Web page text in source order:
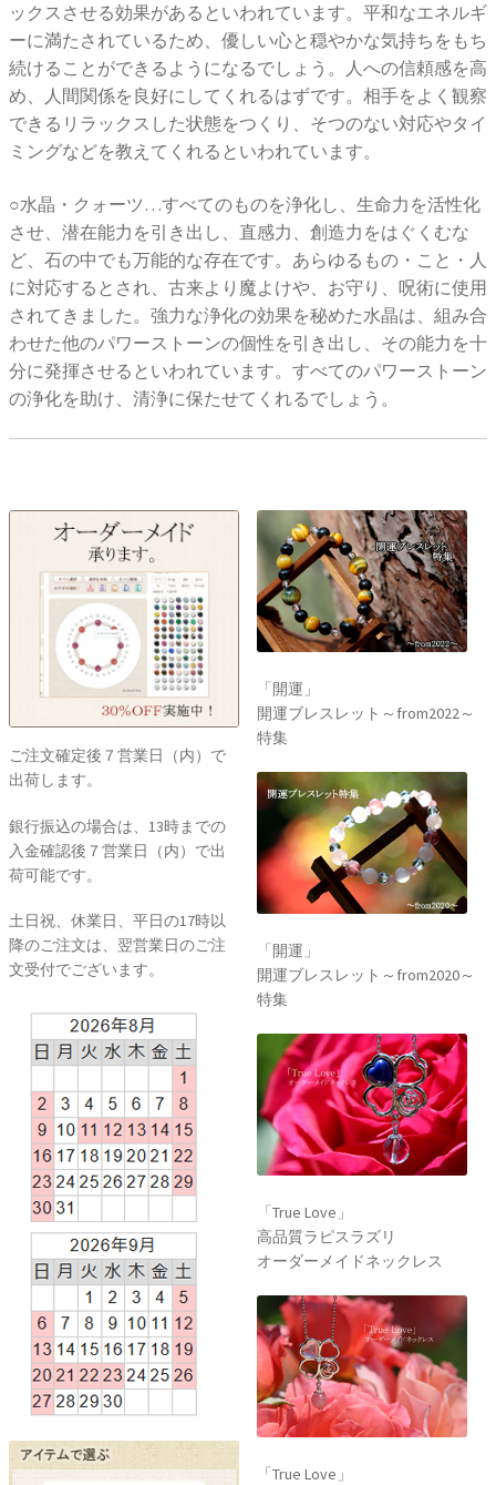
ックスさせる効果があるといわれています。平和なエネルギ
ーに満たされているため、優しい心と穏やかな気持ちをもち
続けることができるようになるでしょう。人への信頼感を高
め、人間関係を良好にしてくれるはずです。相手をよく観察
できるリラックスした状態をつくり、そつのない対応やタイ
ミングなどを教えてくれるといわれています。
○水晶・クォーツ…すべてのものを浄化し、生命力を活性化
させ、潜在能力を引き出し、直感力、創造力をはぐくむな
ど、石の中でも万能的な存在です。あらゆるもの・こと・人
に対応するとされ、古来より魔よけや、お守り、呪術に使用
されてきました。強力な浄化の効果を秘めた水晶は、組み合
わせた他のパワーストーンの個性を引き出し、その能力を十
分に発揮させるといわれています。すべてのパワーストーン
の浄化を助け、清浄に保たせてくれるでしょう。
ご注文確定後７営業日（内）で
出荷します。
銀行振込の場合は、13時までの
入金確認後７営業日（内）で出
荷可能です。
土日祝、休業日、平日の17時以
降のご注文は、翌営業日のご注
文受付でございます。
「開運」
開運ブレスレット～from2022～
特集
「開運」
開運ブレスレット～from2020～
特集
「True Love」
高品質ラピスラズリ
オーダーメイドネックレス
「True Love」